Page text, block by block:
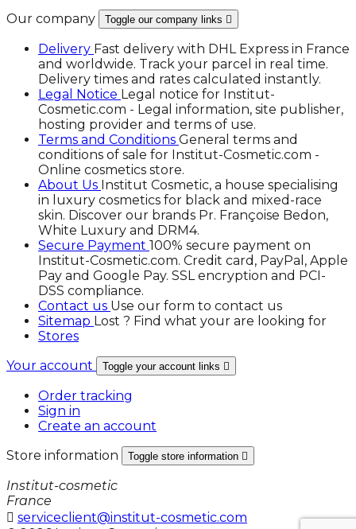
Our company
Toggle our company links 
Delivery Fast delivery with DHL Express in France
and worldwide. Track your parcel in real time.
Delivery times and rates calculated instantly.
Legal Notice Legal notice for Institut-
Cosmetic.com - Legal information, site publisher,
hosting provider and terms of use.
Terms and Conditions General terms and
conditions of sale for Institut-Cosmetic.com -
Online cosmetics store.
About Us Institut Cosmetic, a house specialising
in luxury cosmetics for black and mixed-race
skin. Discover our brands Pr. Françoise Bedon,
White Luxury and DRM4.
Secure Payment 100% secure payment on
Institut-Cosmetic.com. Credit card, PayPal, Apple
Pay and Google Pay. SSL encryption and PCI-
DSS compliance.
Contact us Use our form to contact us
Sitemap Lost ? Find what your are looking for
Stores
Your account
Toggle your account links 
Order tracking
Sign in
Create an account
Store information
Toggle store information 
Institut-cosmetic
France
 serviceclient@institut-cosmetic.com